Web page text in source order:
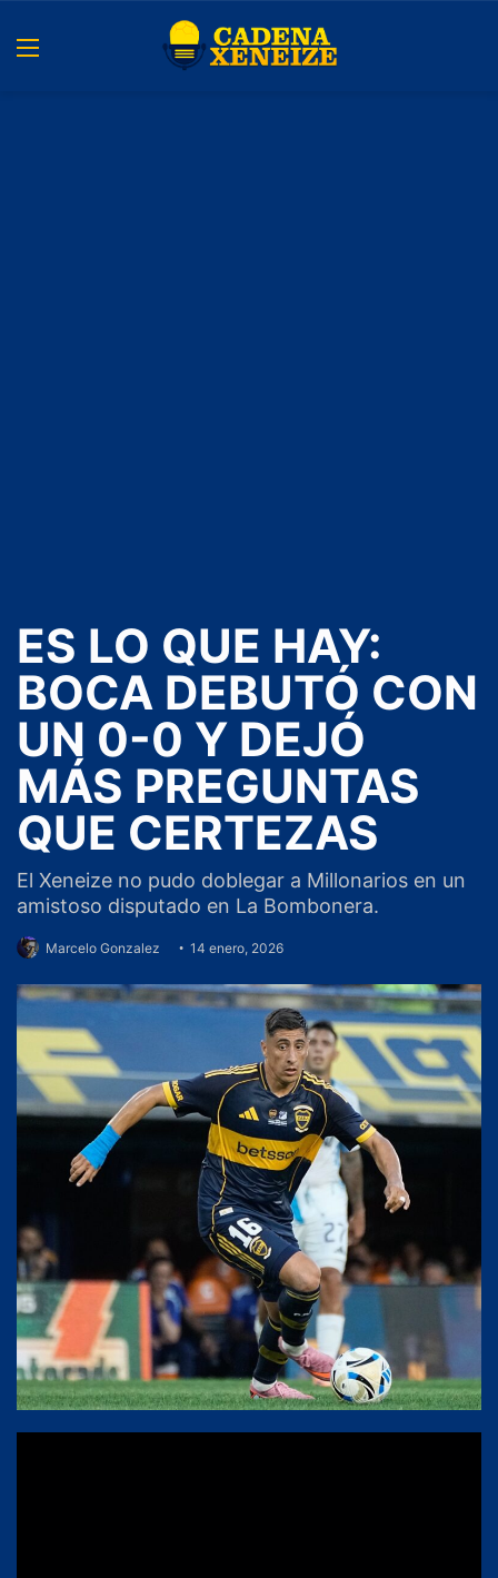
ES LO QUE HAY:
BOCA DEBUTÓ CON
UN 0-0 Y DEJÓ
MÁS PREGUNTAS
QUE CERTEZAS
El Xeneize no pudo doblegar a Millonarios en un
amistoso disputado en La Bombonera.
Marcelo Gonzalez 14 enero, 2026